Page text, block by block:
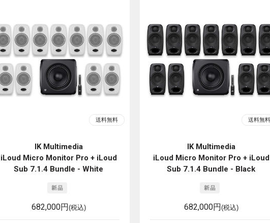
IK Multimedia
iLoud Micro Monitor Pro + iLoud
Sub 7.1.4 Bundle - White
682,000円(税込)
IK Multimedia
iLoud Micro Monitor Pro + iLoud
Sub 7.1.4 Bundle - Black
682,000円(税込)